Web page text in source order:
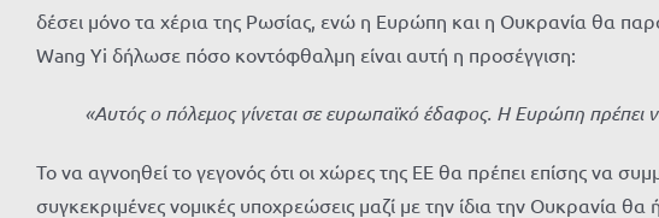
δέσει μόνο τα χέρια της Ρωσίας, ενώ η Ευρώπη και η Ουκρανία θα
Wang Yi δήλωσε πόσο κοντόφθαλμη είναι αυτή η προσέγγιση:
«Αυτός ο πόλεμος γίνεται σε ευρωπαϊκό έδαφος. Η Ευρώπη πρέπει
Το να αγνοηθεί το γεγονός ότι οι χώρες της ΕΕ θα πρέπει επίσης να
συγκεκριμένες νομικές υποχρεώσεις μαζί με την ίδια την Ουκρανία